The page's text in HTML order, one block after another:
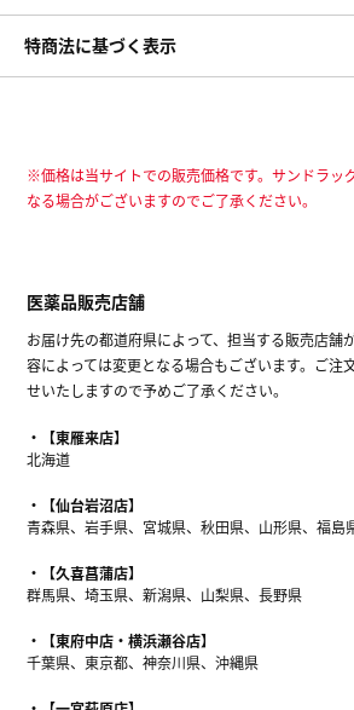
特商法に基づく表示
※価格は当サイトでの販売価格です。サンドラッ
なる場合がございますのでご了承ください。
医薬品販売店舗
お届け先の都道府県によって、担当する販売店舗
容によっては変更となる場合もございます。ご注
せいたしますので予めご了承ください。
【東雁来店】
北海道
【仙台岩沼店】
青森県、岩手県、宮城県、秋田県、山形県、福島
【久喜菖蒲店】
群馬県、埼玉県、新潟県、山梨県、長野県
【東府中店・横浜瀬谷店】
千葉県、東京都、神奈川県、沖縄県